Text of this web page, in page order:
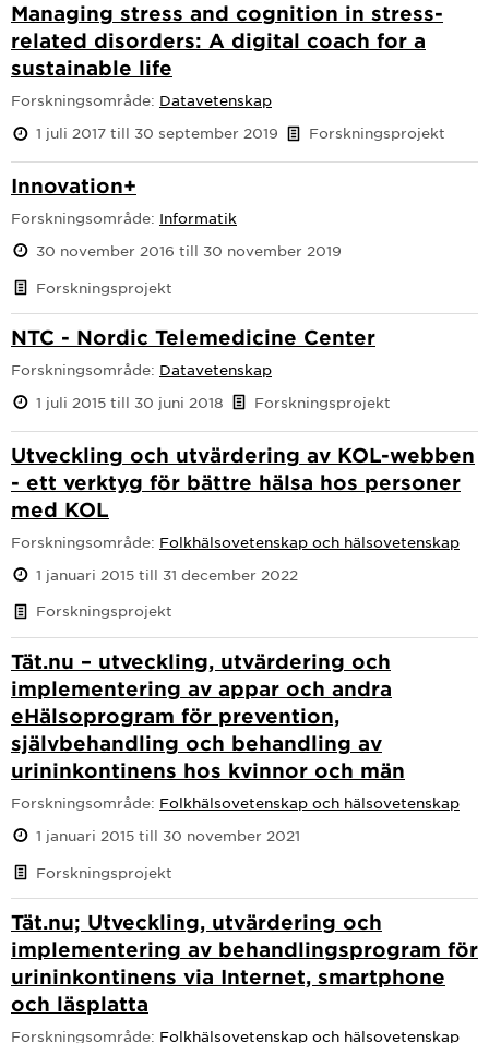
Managing stress and cognition in stress-
related disorders: A digital coach for a
sustainable life
Forskningsområde: Datavetenskap
1 juli 2017 till 30 september 2019
Forskningsprojekt
Innovation+
Forskningsområde: Informatik
30 november 2016 till 30 november 2019
Forskningsprojekt
NTC - Nordic Telemedicine Center
Forskningsområde: Datavetenskap
1 juli 2015 till 30 juni 2018
Forskningsprojekt
Utveckling och utvärdering av KOL-webben
- ett verktyg för bättre hälsa hos personer
med KOL
Forskningsområde: Folkhälsovetenskap och hälsovetenskap
1 januari 2015 till 31 december 2022
Forskningsprojekt
Tät.nu – utveckling, utvärdering och
implementering av appar och andra
eHälsoprogram för prevention,
självbehandling och behandling av
urininkontinens hos kvinnor och män
Forskningsområde: Folkhälsovetenskap och hälsovetenskap
1 januari 2015 till 30 november 2021
Forskningsprojekt
Tät.nu; Utveckling, utvärdering och
implementering av behandlingsprogram för
urininkontinens via Internet, smartphone
och läsplatta
Forskningsområde: Folkhälsovetenskap och hälsovetenskap